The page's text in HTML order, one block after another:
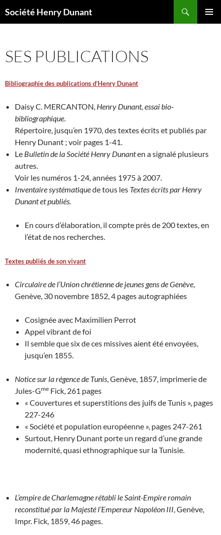
au
Société Henry Dunant
SES PUBLICATIONS
Bibliographie des publications d’Henry Dunant
Daisy C. MERCANTON, Henry Dunant, essai bio-
bibliographique.
Répertoire, jusqu’en 1970, des textes écrits et publiés par
Henry Dunant ; voir pages 1-41.
Le Bulletin de la Société Henry Dunanten a signalé plusieurs
autres.
Voir les numéros 1-24, années 1975 à 2007.
Inventaire systématiquede tous les Textes écrits par Henry
Dunant et publiés.
En cours d’élaboration, il compte près de 200 textes, en
l’état de nos recherches.
Textes publiés de son vivant
Circulaire de l’Union chrétienne de jeunes gens de Genève,
Genève, 30 novembre 1852, 4 pages autographiées
Cosignée avec Maximilien Perrot
Appel vibrant de foi
Il semble que six de ces missives aient été envoyées,
jusqu’en 1855.
Notice sur la régence de Tunis, Genève, 1857, imprimerie de
Jules-Gme Fick, 261 pages
« Couvertures et superstitions des juifs de Tunis », pages
227-246
« Société et population européenne », pages 247-261
Surtout, Henry Dunant porte un regard d’une grande
modernité, quasi ethnographique sur la Tunisie.
L’empire de Charlemagne rétabli le Saint-Empire romain
reconstitué par la Majesté l’Empereur Napoléon III, Genève,
Impr. Fick, 1859, 46 pages.